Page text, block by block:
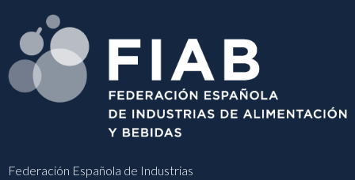
Federación Española de Industrias